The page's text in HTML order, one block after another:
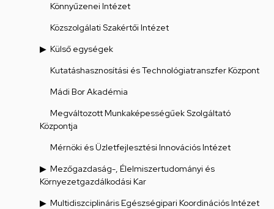
Könnyűzenei Intézet
Közszolgálati Szakértői Intézet
Külső egységek
Kutatáshasznosítási és Technológiatranszfer Központ
Mádi Bor Akadémia
Megváltozott Munkaképességűek Szolgáltató
Központja
Mérnöki és Üzletfejlesztési Innovációs Intézet
Mezőgazdaság-, Élelmiszertudományi és
Környezetgazdálkodási Kar
Multidiszciplináris Egészségipari Koordinációs Intézet